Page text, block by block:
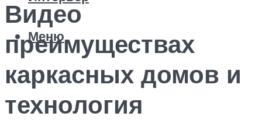
Меню
Видео
преимуществах
каркасных домов и
технология